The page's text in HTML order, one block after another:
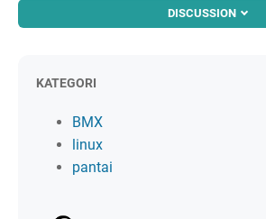
DISCUSSION
KATEGORI
BMX
linux
pantai